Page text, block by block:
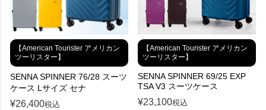
【American Tourister アメリカン
ツーリスター】
SENNA SPINNER 76/28 スーツ
ケース Lサイズ セナ
¥26,400税込
【American Tourister アメリカン
ツーリスター】
SENNA SPINNER 69/25 EXP
TSA V3 スーツケース
¥23,100税込